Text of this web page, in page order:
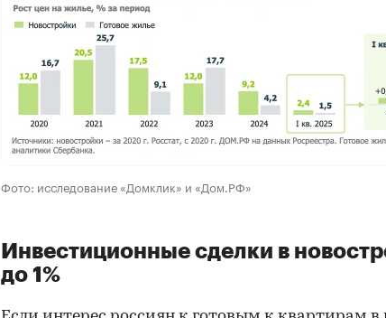
Фото: исследование «Домклик» и «Дом.РФ»
Инвестиционные сделки в
до 1%